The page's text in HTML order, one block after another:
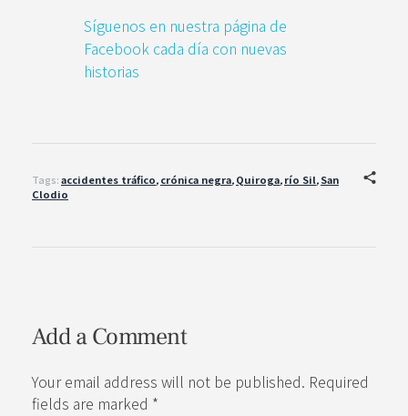
Síguenos en nuestra página de
Facebook cada día con nuevas
historias
Tags:accidentes tráfico,crónica negra,Quiroga,río Sil,San
Clodio
Add a Comment
Your email address will not be published. Required
fields are marked *